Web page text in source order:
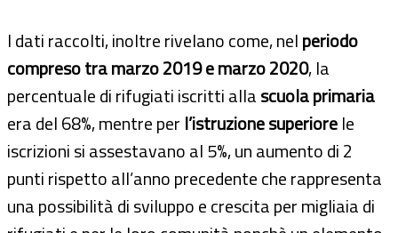
I dati raccolti, inoltre rivelano come, nelperiodo
compreso tra marzo 2019 e marzo 2020, la
percentuale di rifugiati iscritti allascuola primaria
era del 68%, mentre per l’istruzione superiorele
iscrizioni si assestavano al 5%, un aumento di 2
punti rispetto all’anno precedente che rappresenta
una possibilità di sviluppo e crescita per migliaia di